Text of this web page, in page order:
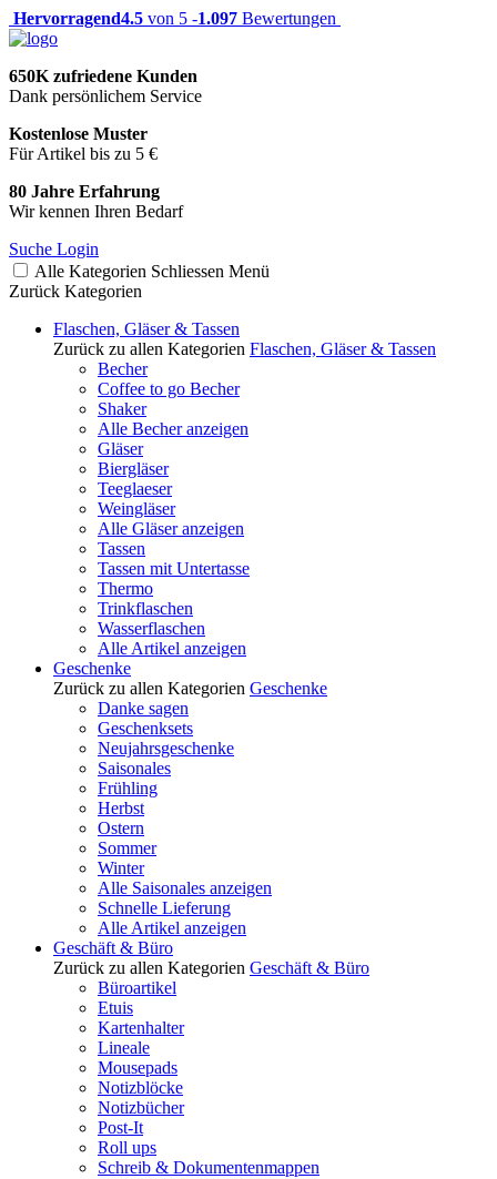
Hervorragend4.5 von 5 -1.097 Bewertungen
650K zufriedene Kunden
Dank persönlichem Service
Kostenlose Muster
Für Artikel bis zu 5 €
80 Jahre Erfahrung
Wir kennen Ihren Bedarf
Suche Login
Alle Kategorien Schliessen Menü
Zurück Kategorien
Flaschen, Gläser & Tassen
Zurück zu allen Kategorien Flaschen, Gläser & Tassen
Becher
Coffee to go Becher
Shaker
Alle Becher anzeigen
Gläser
Biergläser
Teeglaeser
Weingläser
Alle Gläser anzeigen
Tassen
Tassen mit Untertasse
Thermo
Trinkflaschen
Wasserflaschen
Alle Artikel anzeigen
Geschenke
Zurück zu allen Kategorien Geschenke
Danke sagen
Geschenksets
Neujahrsgeschenke
Saisonales
Frühling
Herbst
Ostern
Sommer
Winter
Alle Saisonales anzeigen
Schnelle Lieferung
Alle Artikel anzeigen
Geschäft & Büro
Zurück zu allen Kategorien Geschäft & Büro
Büroartikel
Etuis
Kartenhalter
Lineale
Mousepads
Notizblöcke
Notizbücher
Post-It
Roll ups
Schreib & Dokumentenmappen